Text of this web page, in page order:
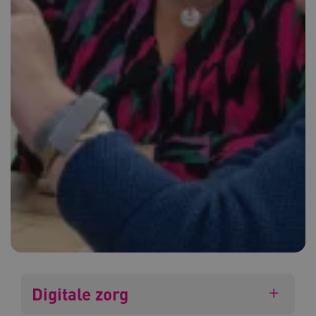
Digitale zorg